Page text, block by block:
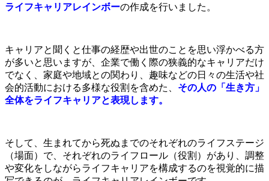
ライフキャリアレインボーの作成を行いました。
キャリアと聞くと仕事の経歴や出世のことを思い浮かべる方
が多いと思いますが、企業で働く際の狭義的なキャリアだけ
でなく、家庭や地域との関わり、趣味などの日々の生活や社
会的活動における多様な役割を含めた、 その人の「生き方」
全体をライフキャリアと表現します。
そして、生まれてから死ぬまでのそれぞれのライフステージ
（場面）で、それぞれのライフロール（役割）があり、調整
や変化をしながらライフキャリアを構成するのを視覚的に描